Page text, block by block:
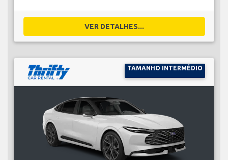
VER DETALHES...
TAMANHO INTERMÉDIO